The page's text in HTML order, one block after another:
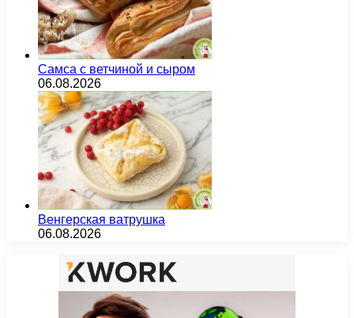
Самса с ветчиной и сыром
06.08.2026
Венгерская ватрушка
06.08.2026